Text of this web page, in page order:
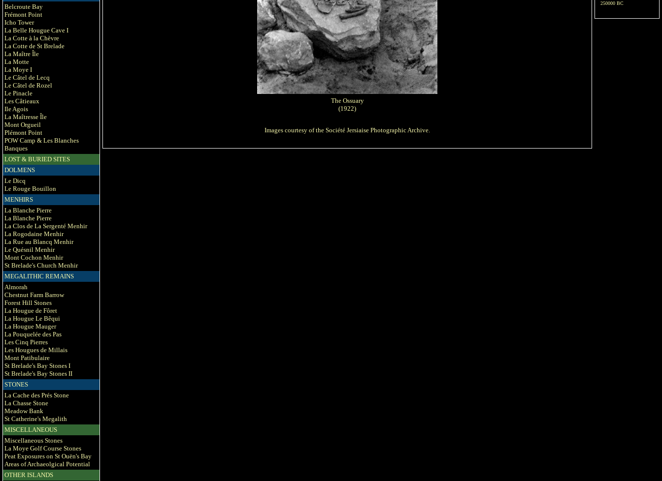
Belcroute Bay
Frémont Point
Icho Tower
La Belle Hougue Cave I
La Cotte à la Chèvre
La Cotte de St Brelade
La Maître Île
La Motte
La Moye I
Le Câtel de Lecq
Le Câtel de Rozel
Le Pinacle
Les Câtieaux
Ile Agois
La Maîtresse Île
Mont Orgueil
Plémont Point
POW Camp & Les Blanches
Banques
LOST & BURIED SITES
DOLMENS
Le Dicq
Le Rouge Bouillon
MENHIRS
La Blanche Pierre
La Blanche Pierre
La Clos de La Sergenté Menhir
La Rogodaine Menhir
La Rue au Blancq Menhir
Le Quésnil Menhir
Mont Cochon Menhir
St Brelade's Church Menhir
MEGALITHIC REMAINS
Almorah
Chestnut Farm Barrow
Forest Hill Stones
La Hougue de Fôret
La Hougue Le Bêqui
La Hougue Mauger
La Pouquelée des Pas
Les Cinq Pierres
Les Hougues de Millais
Mont Patibulaire
St Brelade's Bay Stones I
St Brelade's Bay Stones II
STONES
La Cache des Prés Stone
La Chasse Stone
Meadow Bank
St Catherine's Megalith
MISCELLANEOUS
Miscellaneous Stones
La Moye Golf Course Stones
Peat Exposures on St Ouën's Bay
Areas of Archaeolgical Potential
OTHER ISLANDS
The Ossuary
(1922)
Images courtesy of the Société Jersiaise Photographic Archive.
250000 BC